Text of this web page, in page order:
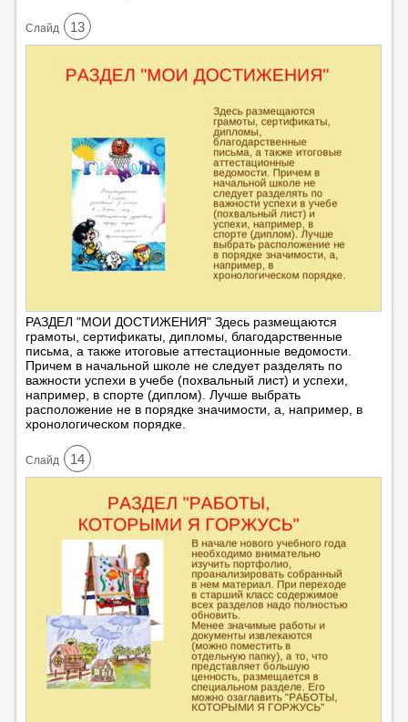
Cлайд 13
РАЗДЕЛ "МОИ ДОСТИЖЕНИЯ" Здесь размещаются
грамоты, сертификаты, дипломы, благодарственные
письма, а также итоговые аттестационные ведомости.
Причем в начальной школе не следует разделять по
важности успехи в учебе (похвальный лист) и успехи,
например, в спорте (диплом). Лучше выбрать
расположение не в порядке значимости, а, например, в
хронологическом порядке.
Cлайд 14